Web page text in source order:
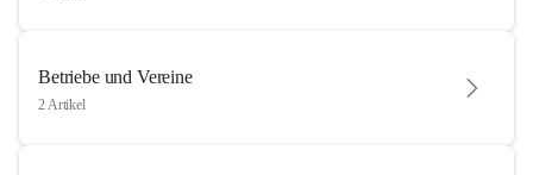
Betriebe und Vereine
2 Artikel